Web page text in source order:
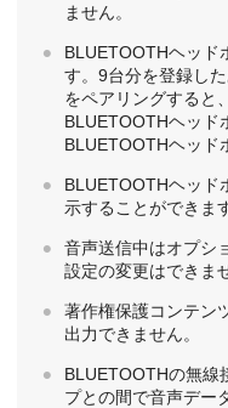
ません。
BLUETOOTHヘッド
す。9台分を登録し
をペアリングすると
BLUETOOTHヘッド
BLUETOOTHヘッド
BLUETOOTHヘッド
示することができま
音声送信中はオプシ
設定の変更はできま
著作権保護コンテン
出力できません。
BLUETOOTHの無線
プとの間で音声デー